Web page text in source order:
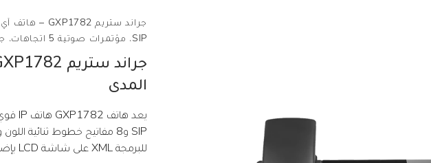
SIP، مؤتمرات صوتية 5 اتجاهات، جيجابت، PoE، USB
المدى
للبرمجة XML على شاشة LCD بإضاءة خلفية مقاس 3.3 بوصة.